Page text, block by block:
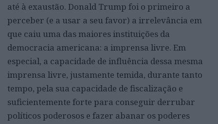
até à exaustão. Donald Trump foi o primeiro a
perceber (e a usar a seu favor) a irrelevância em
que caiu uma das maiores instituições da
democracia americana: a imprensa livre. Em
especial, a capacidade de influência dessa mesma
imprensa livre, justamente temida, durante tanto
tempo, pela sua capacidade de fiscalização e
suficientemente forte para conseguir derrubar
políticos poderosos e fazer abanar os poderes